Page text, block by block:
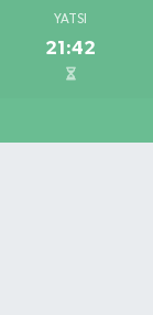
YATSI
21:42